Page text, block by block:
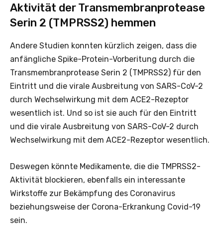
Aktivität der Transmembranprotease
Serin 2 (TMPRSS2) hemmen
Andere Studien konnten kürzlich zeigen, dass die
anfängliche Spike-Protein-Vorberitung durch die
Transmembranprotease Serin 2 (TMPRSS2) für den
Eintritt und die virale Ausbreitung von SARS-CoV-2
durch Wechselwirkung mit dem ACE2-Rezeptor
wesentlich ist. Und so ist sie auch für den Eintritt
und die virale Ausbreitung von SARS-CoV-2 durch
Wechselwirkung mit dem ACE2-Rezeptor wesentlich.
Deswegen könnte Medikamente, die die TMPRSS2-
Aktivität blockieren, ebenfalls ein interessante
Wirkstoffe zur Bekämpfung des Coronavirus
beziehungsweise der Corona-Erkrankung Covid-19
sein.